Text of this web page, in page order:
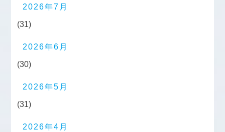
2026年7月
(31)
2026年6月
(30)
2026年5月
(31)
2026年4月